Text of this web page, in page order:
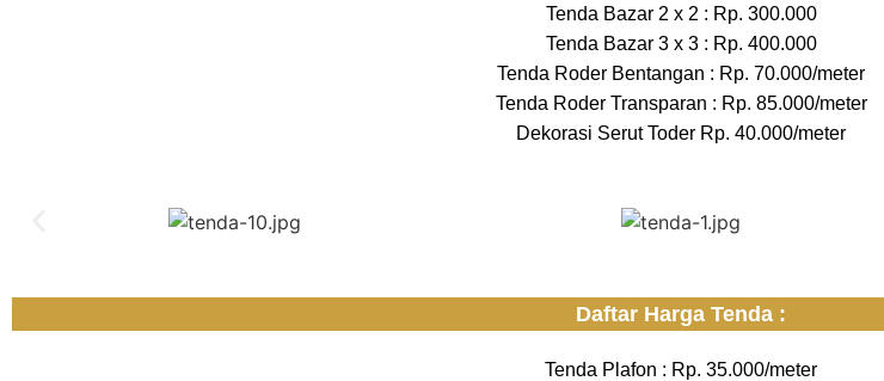
Tenda Bazar 2 x 2 : Rp. 300.000
Tenda Bazar 3 x 3 : Rp. 400.000
Tenda Roder Bentangan : Rp. 70.000/meter
Tenda Roder Transparan : Rp. 85.000/meter
Dekorasi Serut Toder Rp. 40.000/meter
Daftar Harga Tenda :
Tenda Plafon : Rp. 35.000/meter